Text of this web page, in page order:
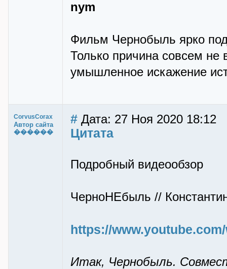
nym
Фильм Чернобыль ярко
Только причина совсем не
умышленное искажение
CorvusCorax
Автор сайта
������
# Дата: 27 Ноя 2020 18:12
Цитата
Подробный видеообзор
ЧерноНЕбыль //
https://
Итак, Чернобыль.